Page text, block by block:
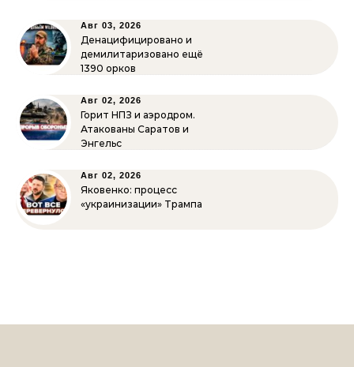
Авг 03, 2026
Денацифицировано и
демилитаризовано ещё
1390 орков
Авг 02, 2026
Горит НПЗ и аэродром.
Атакованы Саратов и
Энгельс
Авг 02, 2026
Яковенко: процесс
«украинизации» Трампа